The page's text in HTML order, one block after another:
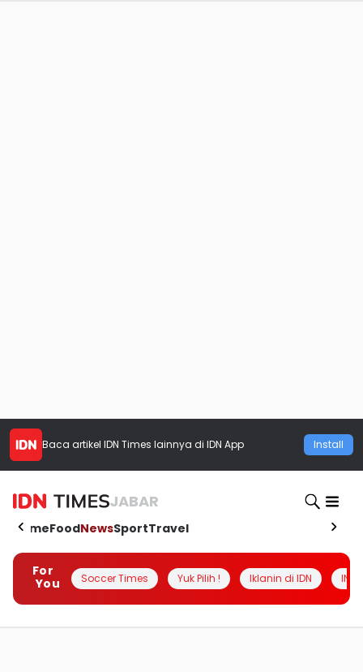
Baca artikel IDN Times lainnya di IDN App Install
JABAR
HomeFoodNewsSportTravel
For
You
Soccer Times Yuk Pilih ! Iklanin di IDN